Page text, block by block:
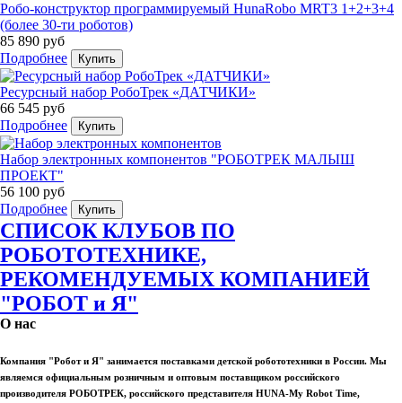
Робо-конструктор программируемый HunaRobo MRT3 1+2+3+4
(более 30-ти роботов)
85 890 руб
Подробнее
Купить
Ресурсный набор РобоТрек «ДАТЧИКИ»
66 545 руб
Подробнее
Купить
Набор электронных компонентов "РОБОТРЕК МАЛЫШ
ПРОЕКТ"
56 100 руб
Подробнее
Купить
СПИСОК КЛУБОВ ПО
РОБОТОТЕХНИКЕ,
РЕКОМЕНДУЕМЫХ КОМПАНИЕЙ
"РОБОТ и Я"
О нас
Компания "Робот и Я" занимается поставками детской робототехники в России. Мы
являемся официальным розничным и оптовым поставщиком российского
производителя РОБОТРЕК, российского представителя HUNA-My Robot Time,